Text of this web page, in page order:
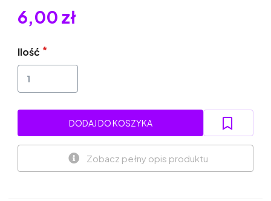
6,00 zł
Ilość
DODAJ DO KOSZYKA
Zobacz pełny opis produktu